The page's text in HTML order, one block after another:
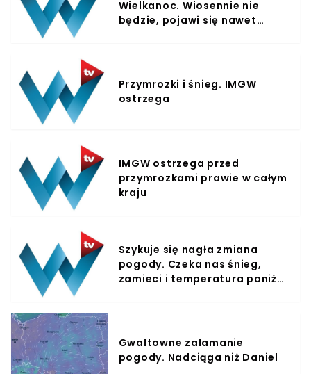
Wielkanoc. Wiosennie nie
będzie, pojawi się nawet
Przymrozki i śnieg. IMGW
ostrzega
IMGW ostrzega przed
przymrozkami prawie w całym
kraju
Szykuje się nagła zmiana
pogody. Czeka nas śnieg,
zamieci i temperatura poniżej
Gwałtowne załamanie
pogody. Nadciąga niż Daniel